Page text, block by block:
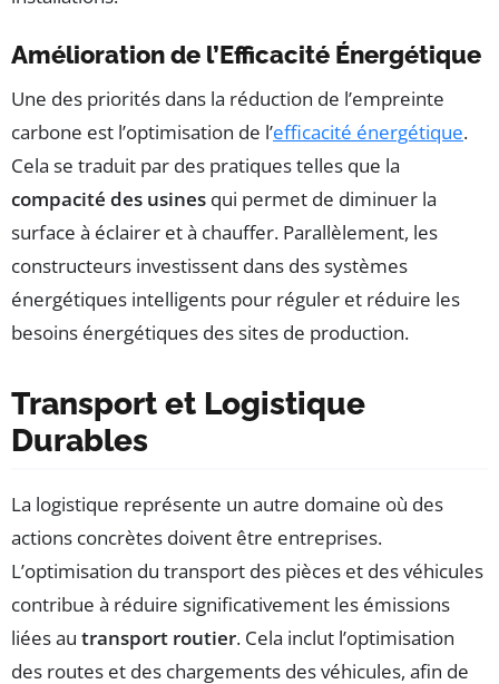
Amélioration de l’Efficacité Énergétique
Une des priorités dans la réduction de l’empreinte
carbone est l’optimisation de l’efficacité énergétique.
Cela se traduit par des pratiques telles que la
compacité des usines qui permet de diminuer la
surface à éclairer et à chauffer. Parallèlement, les
constructeurs investissent dans des systèmes
énergétiques intelligents pour réguler et réduire les
besoins énergétiques des sites de production.
Transport et Logistique
Durables
La logistique représente un autre domaine où des
actions concrètes doivent être entreprises.
L’optimisation du transport des pièces et des véhicules
contribue à réduire significativement les émissions
liées au transport routier. Cela inclut l’optimisation
des routes et des chargements des véhicules, afin de